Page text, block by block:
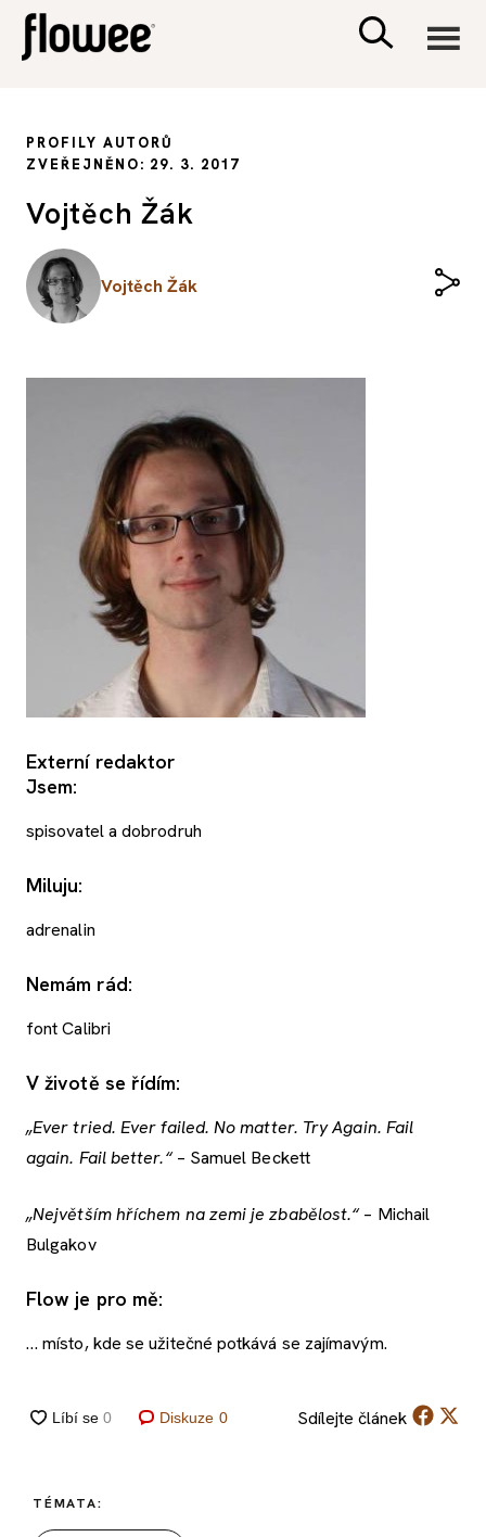
SEX A VZTAHY
PORADNA
PROFILY AUTORŮ
ZVEŘEJNĚNO: 29. 3. 2017
Vojtěch Žák
Vojtěch Žák
Externí redaktor
Jsem:
spisovatel a dobrodruh
Miluju:
adrenalin
Nemám rád:
font Calibri
V životě se řídím:
„Ever tried. Ever failed. No matter. Try Again. Fail
again. Fail better.“– Samuel Beckett
„Největším hříchem na zemi je zbabělost.“– Michail
Bulgakov
Flow je pro mě:
… místo, kde se užitečné potkává se zajímavým.
Diskuze 0 Sdílejte článek
TÉMATA: